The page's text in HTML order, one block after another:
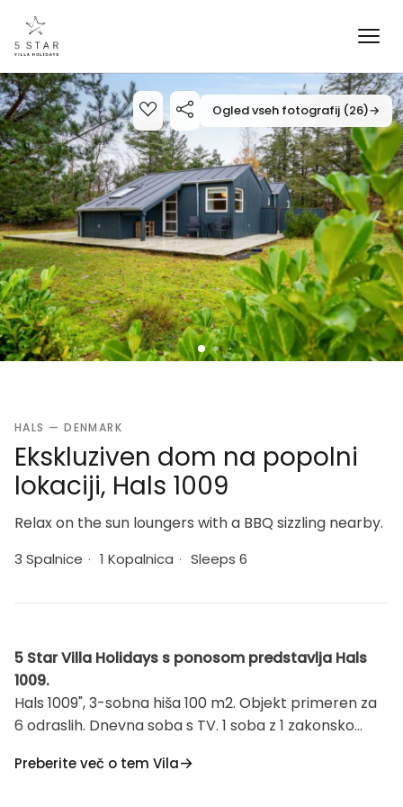
Ogled vseh fotografij (26)→
HALS — DENMARK
Ekskluziven dom na popolni
lokaciji, Hals 1009
Relax on the sun loungers with a BBQ sizzling nearby.
3 Spalnice · 1 Kopalnica · Sleeps 6
5 Star Villa Holidays s ponosom predstavlja Hals
1009.
Hals 1009", 3-sobna hiša 100 m2. Objekt primeren za
6 odraslih. Dnevna soba s TV. 1 soba z 1 zakonsko
zakonsko posteljo. Kuhinja (pečica, pomivalni stroj, 4
Preberite več o tem Vila